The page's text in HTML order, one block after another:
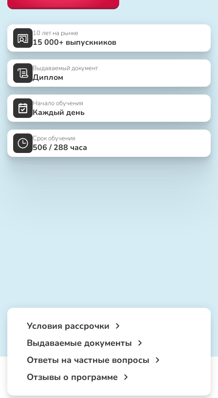
10 лет на рынке
15 000+ выпускников
Выдаваемый документ
Диплом
Начало обучения
Каждый день
Срок обучения
506 / 288 часа
Условия рассрочки
Выдаваемые документы
Ответы на частные вопросы
Отзывы о программе